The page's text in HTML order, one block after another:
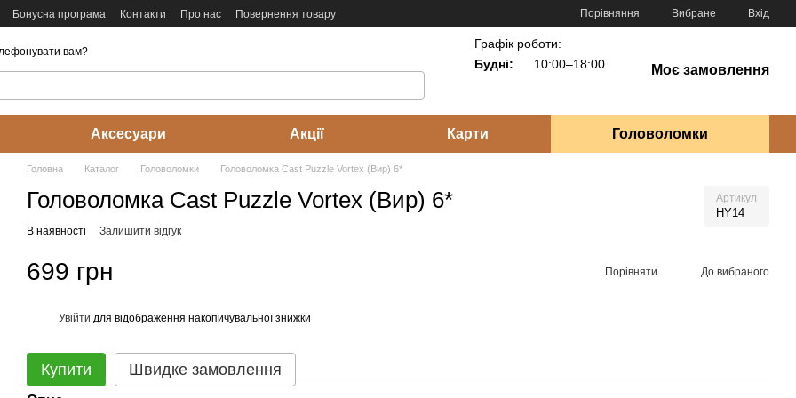
Бонусна програма Контакти Про нас
Повернення товару
Порівняння Вибране Вхід
вам?
Графік роботи:
Будні:
10:00–18:00 Моє замовлення
Аксесуари Акції Карти Головоломки
Головна Каталог Головоломки Головоломка Cast Puzzle Vortex (Вир) 6*
Головоломка Cast Puzzle Vortex (Вир) 6* Артикул
HY14
В наявності Залишити відгук
699 грн Порівняти До вибраного
Увійти для відображення накопичувальної знижки
Купити Швидке замовлення